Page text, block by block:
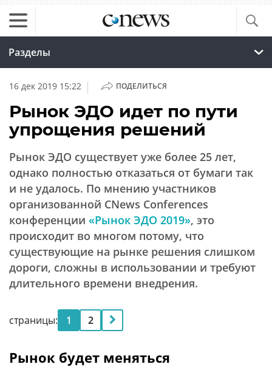
Разделы
16 дек 2019 15:22 | ПОДЕЛИТЬСЯ
Рынок ЭДО идет по пути
упрощения решений
Рынок ЭДО существует уже более 25 лет,
однако полностью отказаться от бумаги так
и не удалось. По мнению участников
организованной CNews Conferences
конференции «Рынок ЭДО 2019», это
происходит во многом потому, что
существующие на рынке решения слишком
дороги, сложны в использовании и требуют
длительного времени внедрения.
страницы: 1 2
Рынок будет меняться